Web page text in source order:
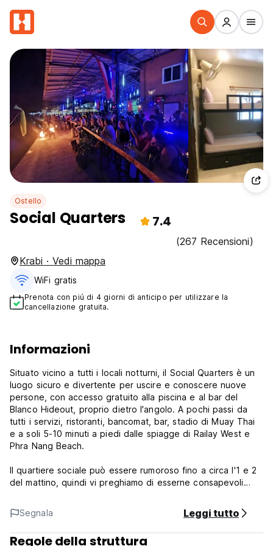
Ostello
Social Quarters 7.4
(267 Recensioni)
Krabi · Vedi mappa
WiFi gratis
Prenota con piú di 4 giorni di anticipo per utilizzare la
cancellazione gratuita.
Informazioni
Situato vicino a tutti i locali notturni, il Social Quarters è un
luogo sicuro e divertente per uscire e conoscere nuove
persone, con accesso gratuito alla piscina e al bar del
Blanco Hideout, proprio dietro l'angolo. A pochi passi da
tutti i servizi, ristoranti, bancomat, bar, stadio di Muay Thai
e a soli 5-10 minuti a piedi dalle spiagge di Railay West e
Phra Nang Beach.
Il quartiere sociale può essere rumoroso fino a circa l'1 e 2
del mattino, quindi vi preghiamo di esserne consapevoli
dotate di aria condizionata, docce e servizi igienici, prese
di corrente, luci di lettura e armadietti enormi per ogni letto.
Forniamo gratuitamente asciugamani e un comodo piumino.
Vi consigliamo di prenotare più di 2 o 3 notti perché Railay
Segnala Leggi tutto
Regole della struttura